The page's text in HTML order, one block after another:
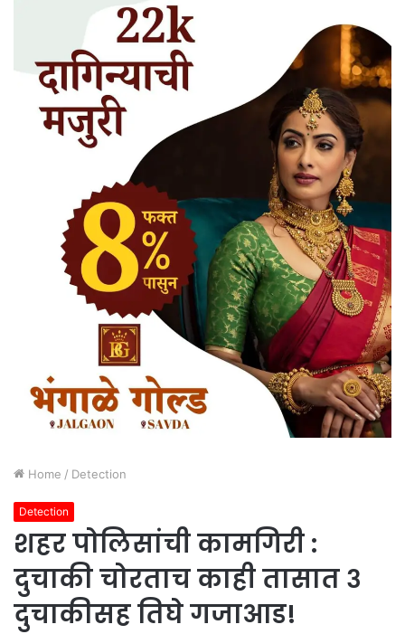
Home / Detection
Detection
शहर पोलिसांची कामगिरी :
दुचाकी चोरताच काही तासात ३
दुचाकीसह तिघे गजाआड!